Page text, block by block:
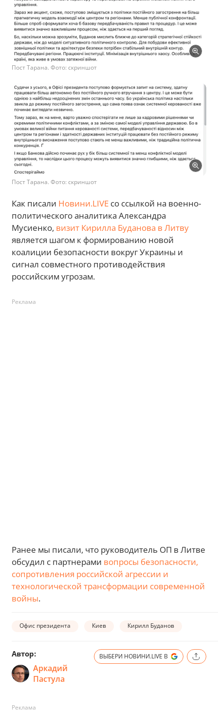
Пост Тарана. Фото: скриншот
Пост Тарана. Фото: скриншот
Как писали Новини.LIVE со ссылкой на военно-
политического аналитика Александра
Мусиенко, визит Кирилла Буданова в Литву
является шагом к формированию новой
коалиции безопасности вокруг Украины и
сигнал совместного противодействия
российским угрозам.
Реклама
Ранее мы писали, что руководитель ОП в Литве
обсудил с партнерами вопросы безопасности,
сопротивления российской агрессии и
технологической трансформации современной
войны.
Офис президента Киев Кирилл Буданов
Автор:
Аркадий
Пастула
ВЫБЕРИ НОВИНИ.LIVE В
Реклама